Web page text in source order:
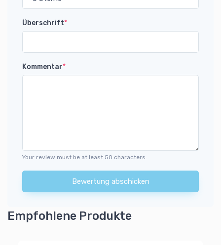
Überschrift*
Kommentar*
Your review must be at least 50 characters.
Bewertung abschicken
Empfohlene Produkte